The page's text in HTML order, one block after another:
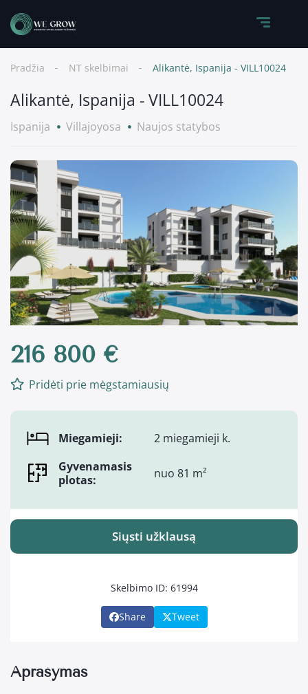
Pradžia NT skelbimai Alikantė, Ispanija - VILL10024
Alikantė, Ispanija - VILL10024
Ispanija Villajoyosa Naujos statybos
216 800 €
Pridėti prie mėgstamiausių
Miegamieji:
2 miegamieji k.
Gyvenamasis
plotas:
nuo 81 m²
Siųsti užklausą
Skelbimo ID: 61994
Share Tweet
Aprašymas